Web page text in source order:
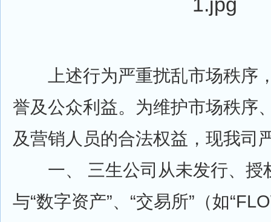
上述行为严重扰乱市场秩序
誉及公众利益。为维护市场秩序
及营销人员的合法权益，现我司
一、 三生公司从未发行、授
与“数字资产”、“交易所”（如